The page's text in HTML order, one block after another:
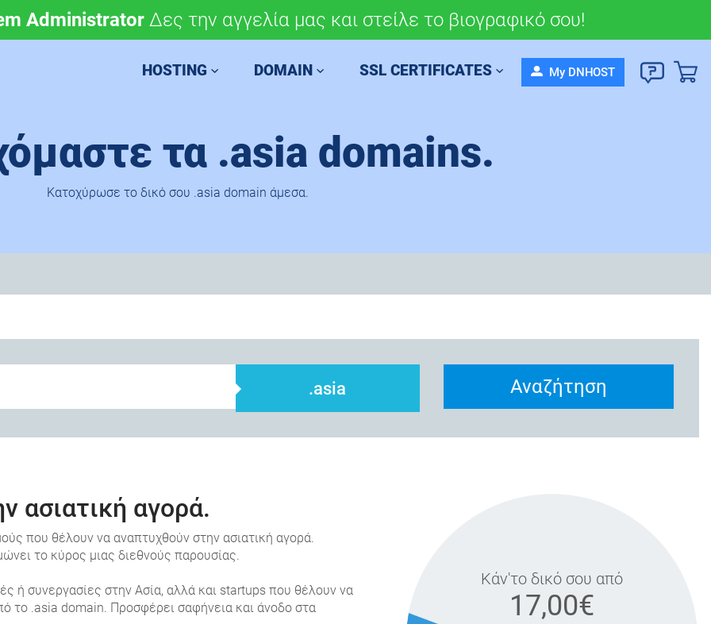
Administrator Δες την αγγελία μας και στείλε το βιογραφικό σου!
4,90 €/έτος. Χάραξε την ευρωπαϊκή σου πορεία σήμερα!
HOSTING DOMAIN SSL CERTIFICATES My DNHOST
τα .asia domains.
Κατοχύρωσε το δικό σου .asia domain άμεσα.
.asia Αναζήτηση
Κάν'το δικό σου από
17,00€
ασιατική αγορά.
που θέλουν να αναπτυχθούν στην ασιατική αγορά.
το κύρος μιας διεθνούς παρουσίας.
ή συνεργασίες στην Ασία, αλλά και startups που θέλουν να
το .asia domain. Προσφέρει σαφήνεια και άνοδο στα